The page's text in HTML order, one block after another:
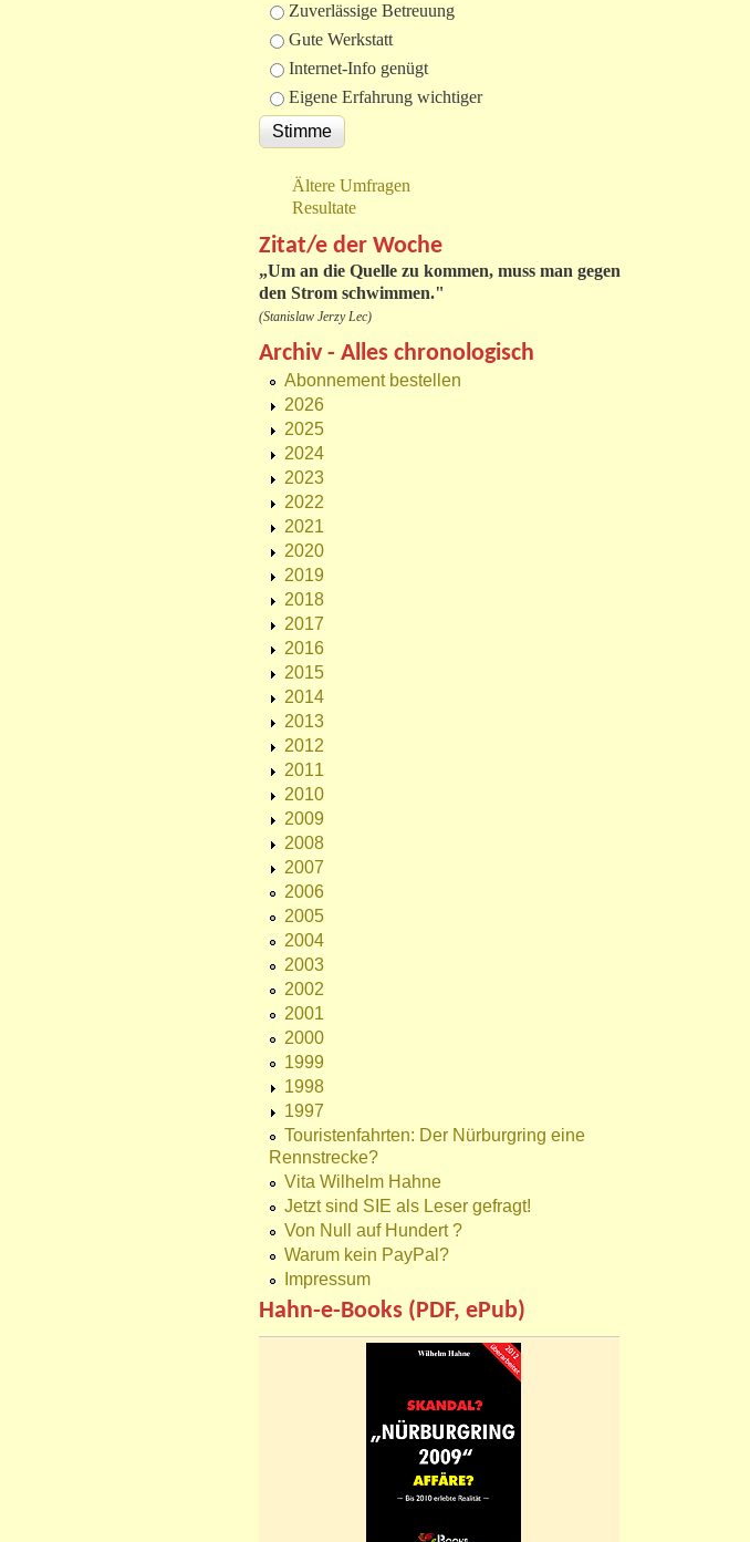
Zuverlässige Betreuung
Gute Werkstatt
Internet-Info genügt
Eigene Erfahrung wichtiger
Ältere Umfragen
Resultate
Zitat/e der Woche
„Um an die Quelle zu kommen, muss man gegen
den Strom schwimmen."
(Stanislaw Jerzy Lec)
Archiv - Alles chronologisch
Abonnement bestellen
2026
2025
2024
2023
2022
2021
2020
2019
2018
2017
2016
2015
2014
2013
2012
2011
2010
2009
2008
2007
2006
2005
2004
2003
2002
2001
2000
1999
1998
1997
Touristenfahrten: Der Nürburgring eine
Rennstrecke?
Vita Wilhelm Hahne
Jetzt sind SIE als Leser gefragt!
Von Null auf Hundert ?
Warum kein PayPal?
Impressum
Hahn-e-Books (PDF, ePub)